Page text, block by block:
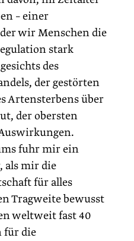
– einer
wir Menschen die
stark
des
der gestörten
Artensterbens über
der obersten
fuhr mir ein
als mir die
für alles
Tragweite bewusst
weltweit fast 40
für die